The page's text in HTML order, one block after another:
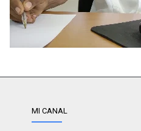
MI CANAL